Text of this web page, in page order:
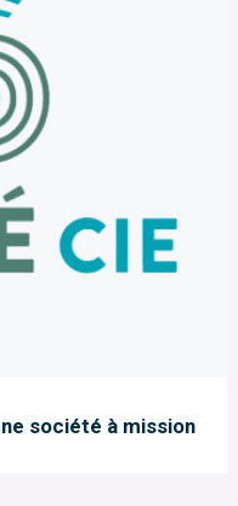
société à mission